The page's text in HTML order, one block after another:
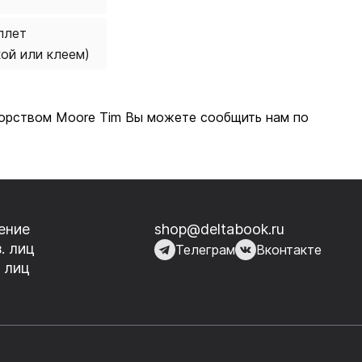
или клеем)
Moore Tim Вы можете сообщить нам по
лиц
лиц
shop@deltabook.ru
Телеграм Вконтакте